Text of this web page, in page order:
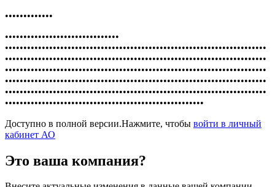
•••••••••••••
•••••••••••••••••••••••••••••••
•••••••••••••••••••••••••••••••••••••••••••••••••••••••••••••••••••••••
•••••••••••••••••••••••••••••••••••••••••••••••••••••••••••••••••••••••
•••••••••••••••••••••••••••••••••••••••••••••••••••••••••••••••••••••••
•••••••••••••••••••••••••••••••••••••••••••••••••••••••••••••••••••••••
•••••••••••••••••••••••••••••••••••••••••••••••••••••••••••••••••••••••
••••••••••••••••••••••••••••••••••••••••••••••••••••••
Доступно в полной версии.Нажмите, чтобы войти в личный
кабинет АО
Это ваша компания?